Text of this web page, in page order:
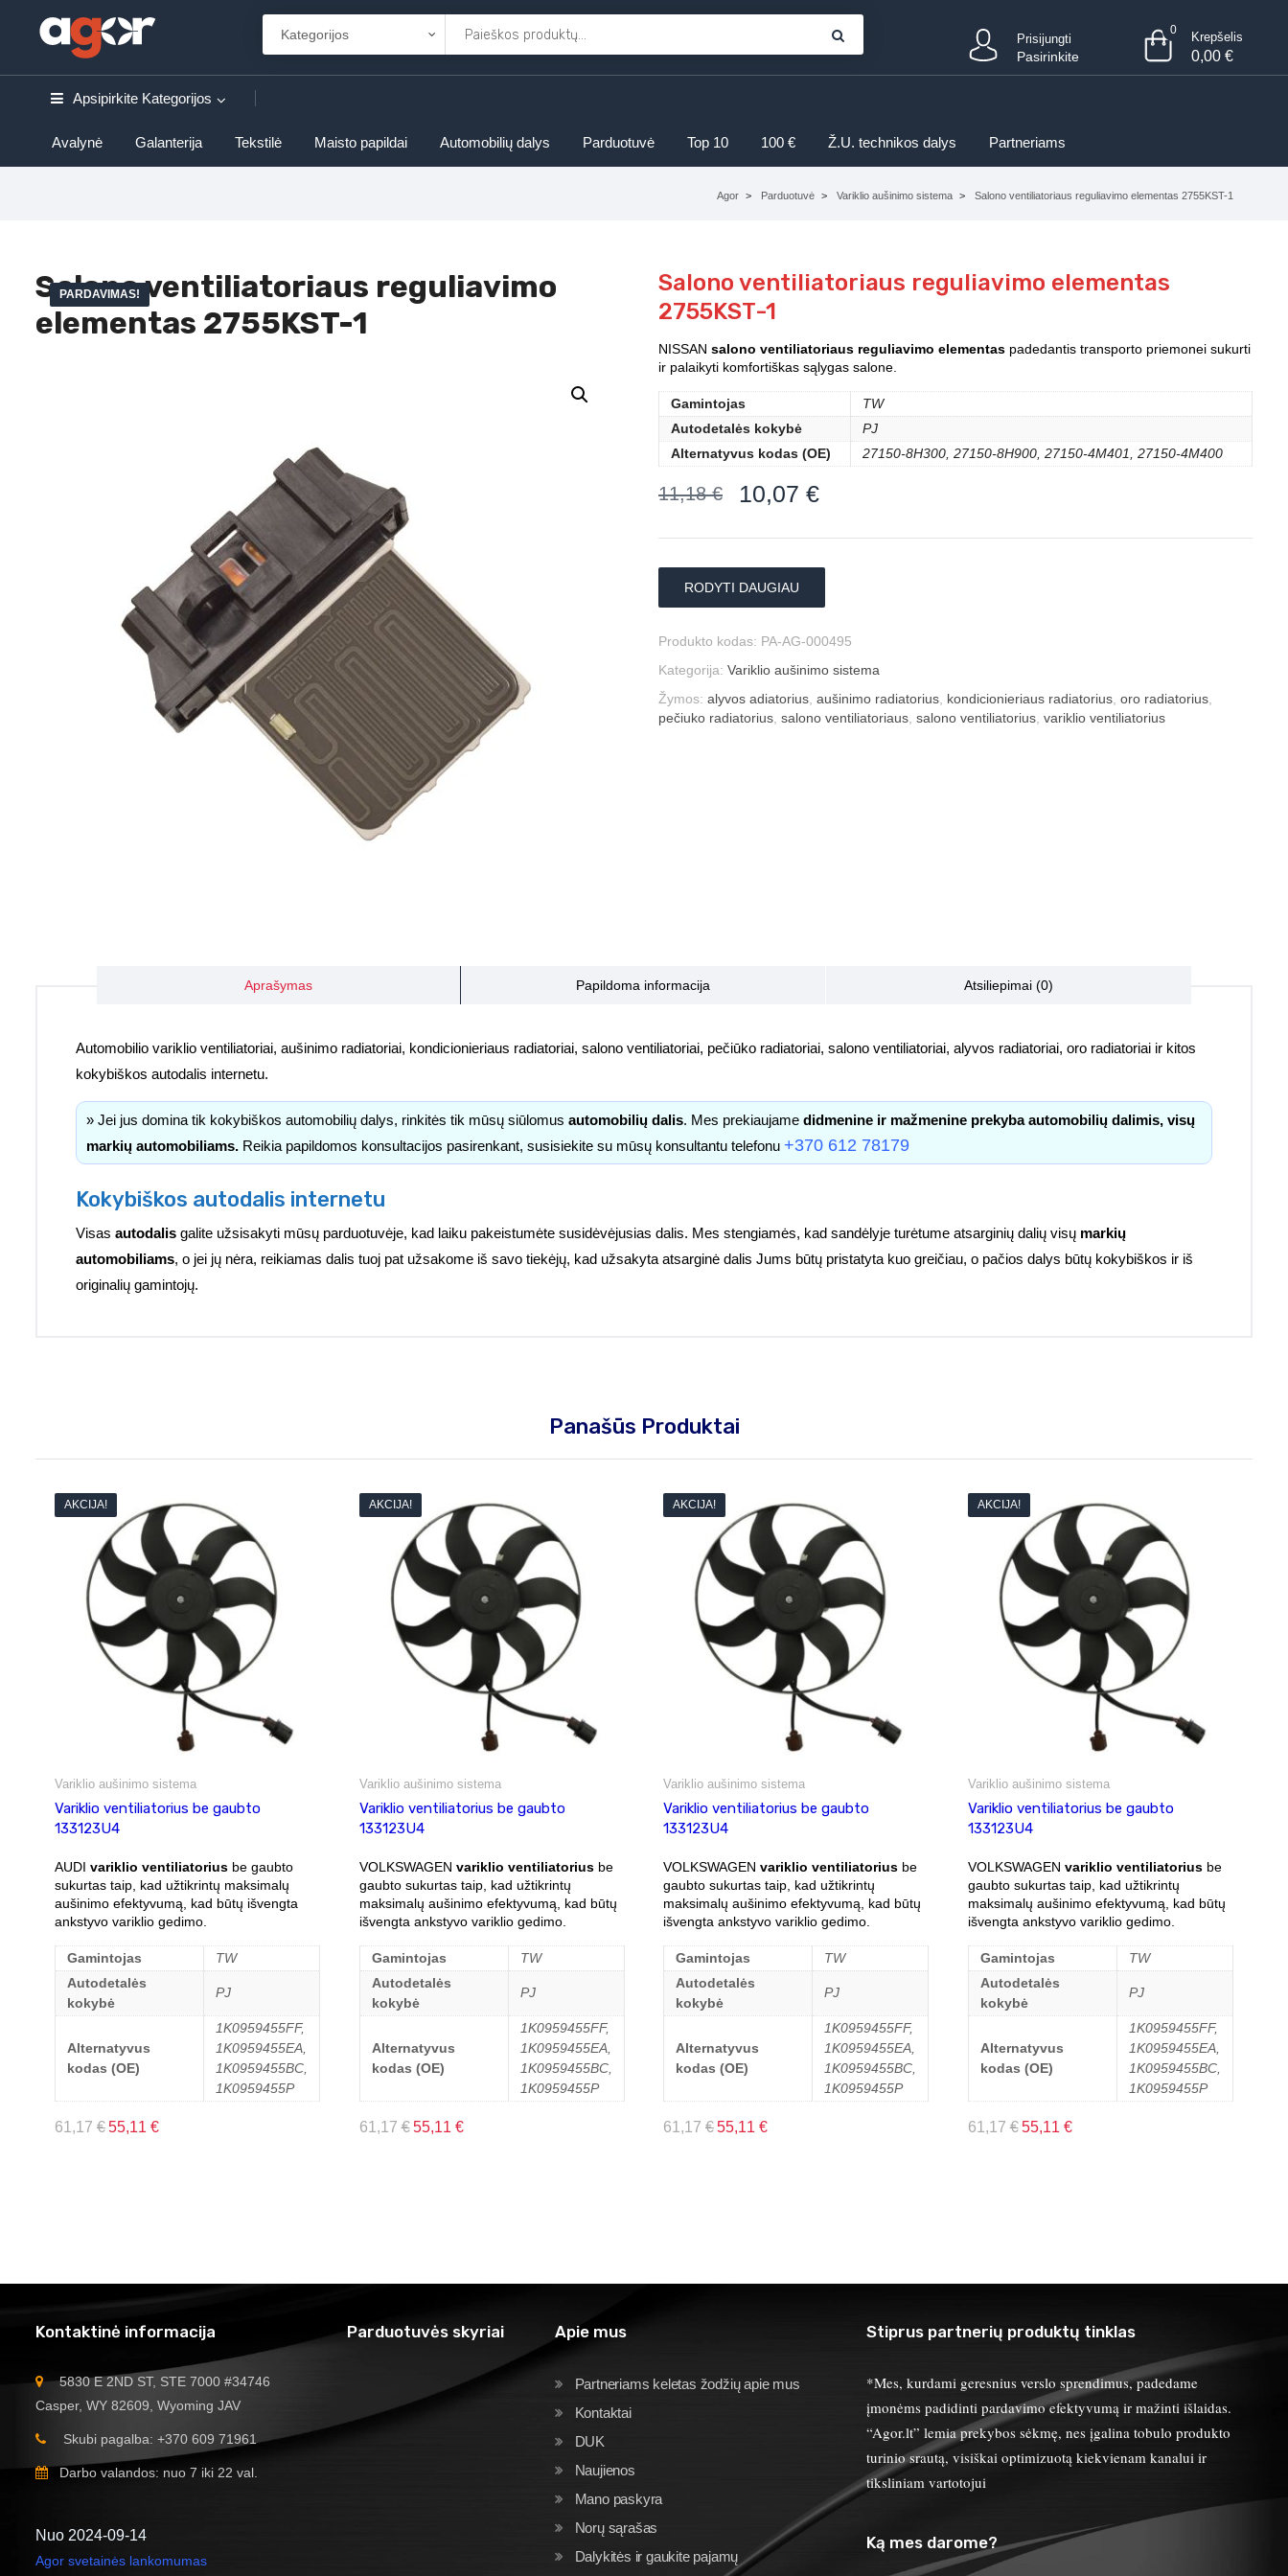
Prisijungti
Pasirinkite
0 Krepšelis
0,00 €
Apsipirkite Kategorijos
Avalynė Galanterija Tekstilė Maisto papildai Automobilių dalys Parduotuvė Top 10 100 € Ž.U. technikos dalys Partneriams
Agor Parduotuvė Variklio aušinimo sistema Salono ventiliatoriaus reguliavimo elementas 2755KST-1
Salono ventiliatoriaus reguliavimo
elementas 2755KST-1
PARDAVIMAS!
Salono ventiliatoriaus reguliavimo elementas
2755KST-1
NISSAN salono ventiliatoriaus reguliavimo elementas padedantis transporto priemonei sukurti
ir palaikyti komfortiškas sąlygas salone.
Gamintojas
TW
Autodetalės kokybė
PJ
Alternatyvus kodas (OE)
27150-8H300, 27150-8H900, 27150-4M401, 27150-4M400
11,18€ 10,07 €
RODYTI DAUGIAU
Produkto kodas: PA-AG-000495
Kategorija: Variklio aušinimo sistema
Žymos: alyvos adiatorius aušinimo radiatorius kondicionieriaus radiatorius oro radiatorius
pečiuko radiatorius salono ventiliatoriaus salono ventiliatorius variklio ventiliatorius
Aprašymas Papildoma informacija Atsiliepimai (0)
Automobilio variklio ventiliatoriai, aušinimo radiatoriai, kondicionieriaus radiatoriai, salono ventiliatoriai, pečiūko radiatoriai, salono ventiliatoriai, alyvos radiatoriai, oro radiatoriai ir kitos
kokybiškos autodalis internetu.
» Jei jus domina tik kokybiškos automobilių dalys, rinkitės tik mūsų siūlomus automobilių dalis. Mes prekiaujame didmenine ir mažmenine prekyba automobilių dalimis, visų
markių automobiliams. Reikia papildomos konsultacijos pasirenkant, susisiekite su mūsų konsultantu telefonu +370 612 78179
Kokybiškos autodalis internetu
Visas autodalis galite užsisakyti mūsų parduotuvėje, kad laiku pakeistumėte susidėvėjusias dalis. Mes stengiamės, kad sandėlyje turėtume atsarginių dalių visų markių
automobiliams, o jei jų nėra, reikiamas dalis tuoj pat užsakome iš savo tiekėjų, kad užsakyta atsarginė dalis Jums būtų pristatyta kuo greičiau, o pačios dalys būtų kokybiškos ir iš
originalių gamintojų.
Panašūs Produktai
AKCIJA!
Variklio aušinimo sistema
Variklio ventiliatorius be gaubto
133123U4
AUDI variklio ventiliatorius be gaubto
sukurtas taip, kad užtikrintų maksimalų
aušinimo efektyvumą, kad būtų išvengta
ankstyvo variklio gedimo.
Gamintojas
TW
Autodetalės
kokybė
PJ
Alternatyvus
kodas (OE)
1K0959455FF,
1K0959455EA,
1K0959455BC,
1K0959455P
61,17 €55,11 €
AKCIJA!
Variklio aušinimo sistema
Variklio ventiliatorius be gaubto
133123U4
VOLKSWAGEN variklio ventiliatoriusbe
gaubto sukurtas taip, kad užtikrintų
maksimalų aušinimo efektyvumą, kad būtų
išvengta ankstyvo variklio gedimo.
Gamintojas
TW
Autodetalės
kokybė
PJ
Alternatyvus
kodas (OE)
1K0959455FF,
1K0959455EA,
1K0959455BC,
1K0959455P
61,17€ 55,11 €
AKCIJA!
Variklio aušinimo sistema
Variklio ventiliatorius be gaubto
133123U4
VOLKSWAGEN variklio ventiliatorius be
gaubto sukurtas taip, kad užtikrintų
maksimalų aušinimo efektyvumą, kad būtų
išvengta ankstyvo variklio gedimo.
Gamintojas
TW
Autodetalės
kokybė
PJ
Alternatyvus
kodas (OE)
1K0959455FF,
1K0959455EA,
1K0959455BC,
1K0959455P
61,17 €55,11 €
AKCIJA!
Variklio aušinimo sistema
Variklio ventiliatorius be gaubto
133123U4
VOLKSWAGEN variklio ventiliatoriusbe
gaubto sukurtas taip, kad užtikrintų
maksimalų aušinimo efektyvumą, kad būtų
išvengta ankstyvo variklio gedimo.
Gamintojas
TW
Autodetalės
kokybė
PJ
Alternatyvus
kodas (OE)
1K0959455FF,
1K0959455EA,
1K0959455BC,
1K0959455P
61,17€ 55,11 €
Kontaktinė informacija
5830 E 2ND ST, STE 7000 #34746
Casper, WY 82609, Wyoming JAV
Skubi pagalba: +370 609 71961
Darbo valandos: nuo 7 iki 22 val.
Nuo 2024-09-14
Agor svetainės lankomumas
Parduotuvės skyriai Apie mus
Partneriams keletas žodžių apie mus
Kontaktai
DUK
Naujienos
Mano paskyra
Norų sąrašas
Dalykitės ir gaukite pajamų
Stiprus partnerių produktų tinklas
*Mes, kurdami geresnius verslo sprendimus, padedame
įmonėms padidinti pardavimo efektyvumą ir mažinti išlaidas.
“Agor.lt” lemia prekybos sėkmę, nes įgalina tobulo produkto
turinio srautą, visiškai optimizuotą kiekvienam kanalui ir
tiksliniam vartotojui
Ką mes darome?